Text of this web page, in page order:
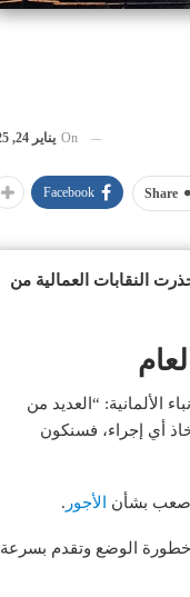
On يناير 24, 2025
Share
Facebook
النقابات العمالية من
الألمانية: “العديد من
أي إجراء، فسنكون
صعب بشأن الأجور .
خطورة الوضع وتقدم بسرعة